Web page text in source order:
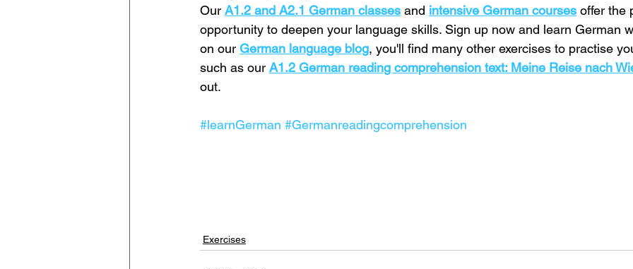
Our A1.2 and A2.1 German classes and intensive German courses offer the
opportunity to deepen your language skills. Sign up now and learn German
on our German language blog, you'll find many other exercises to practise
such as our A1.2 German reading comprehension text: Meine Reise nach
out.
#learnGerman #Germanreadingcomprehension
Exercises